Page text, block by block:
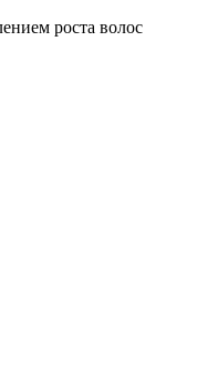
роста волос